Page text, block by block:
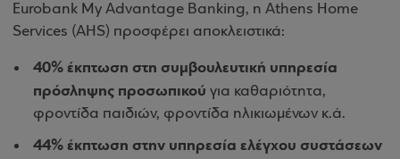
Eurobank My Advantage Banking, η Athens Home
Services (ΑΗS) προσφέρει αποκλειστικά:
40% έκπτωση στη συμβουλευτική υπηρεσία
πρόσληψης προσωπικού για καθαριότητα,
φροντίδα παιδιών, φροντίδα ηλικιωμένων κ.ά.
44% έκπτωση στην υπηρεσία ελέγχου συστάσεων